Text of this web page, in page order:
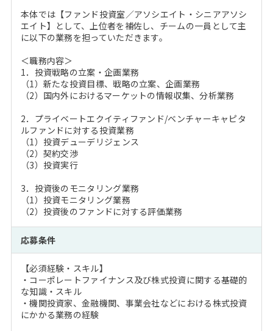
本体では【ファンド投資室／アソシエイト・シニアアソシ
エイト】として、上位者を補佐し、チームの一員として主
に以下の業務を担っていただきます。
＜職務内容＞
1．投資戦略の立案・企画業務
（1）新たな投資目標、戦略の立案、企画業務
（2）国内外におけるマーケットの情報収集、分析業務
2．プライベートエクイティファンド/ベンチャーキャピタ
ルファンドに対する投資業務
（1）投資デューデリジェンス
（2）契約交渉
（3）投資実行
3．投資後のモニタリング業務
（1）投資モニタリング業務
（2）投資後のファンドに対する評価業務
応募条件
【必須経験・スキル】
・コーポレートファイナンス及び株式投資に関する基礎的
な知識・スキル
・機関投資家、金融機関、事業会社などにおける株式投資
にかかる業務の経験